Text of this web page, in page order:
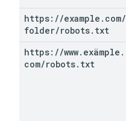
https: //example . com/
folder/robots. txt
https: //www. exämple .
com/robots. txt